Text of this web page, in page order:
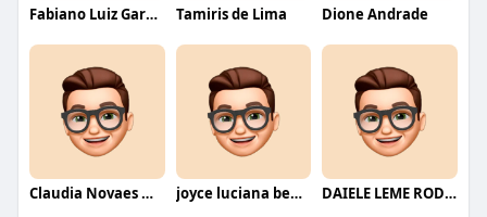
Fabiano Luiz Garcia Tamiris de Lima Dione Andrade
Claudia Novaes Novaes joyce luciana bentini jesus DAIELE LEME RODRIGUES